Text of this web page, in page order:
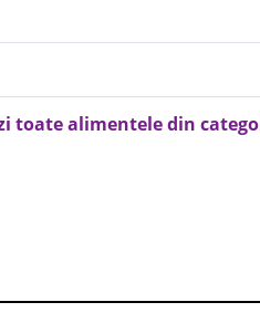
toate alimentele din